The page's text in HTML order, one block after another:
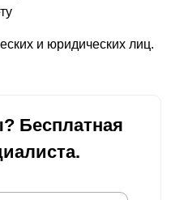
и юридических лиц.
Бесплатная